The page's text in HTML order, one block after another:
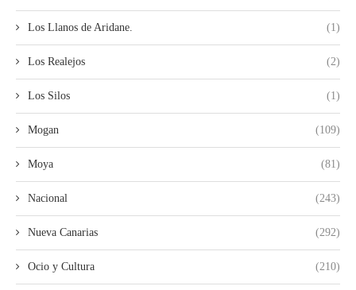
Los Llanos de Aridane. (1)
Los Realejos (2)
Los Silos (1)
Mogan (109)
Moya (81)
Nacional (243)
Nueva Canarias (292)
Ocio y Cultura (210)